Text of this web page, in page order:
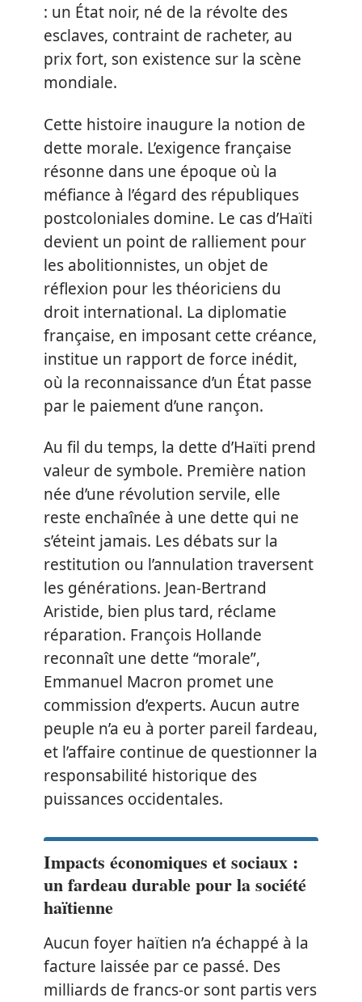
: un État noir, né de la révolte des
esclaves, contraint de racheter, au
prix fort, son existence sur la scène
mondiale.
Cette histoire inaugure la notion de
dette morale. L’exigence française
résonne dans une époque où la
méfiance à l’égard des républiques
postcoloniales domine. Le cas d’Haïti
devient un point de ralliement pour
les abolitionnistes, un objet de
réflexion pour les théoriciens du
droit international. La diplomatie
française, en imposant cette créance,
institue un rapport de force inédit,
où la reconnaissance d’un État passe
par le paiement d’une rançon.
Au fil du temps, la dette d’Haïti prend
valeur de symbole. Première nation
née d’une révolution servile, elle
reste enchaînée à une dette qui ne
s’éteint jamais. Les débats sur la
restitution ou l’annulation traversent
les générations. Jean-Bertrand
Aristide, bien plus tard, réclame
réparation. François Hollande
reconnaît une dette “morale”,
Emmanuel Macron promet une
commission d’experts. Aucun autre
peuple n’a eu à porter pareil fardeau,
et l’affaire continue de questionner la
responsabilité historique des
puissances occidentales.
Impacts économiques et sociaux :
un fardeau durable pour la société
haïtienne
Aucun foyer haïtien n’a échappé à la
facture laissée par ce passé. Des
milliards de francs-or sont partis vers